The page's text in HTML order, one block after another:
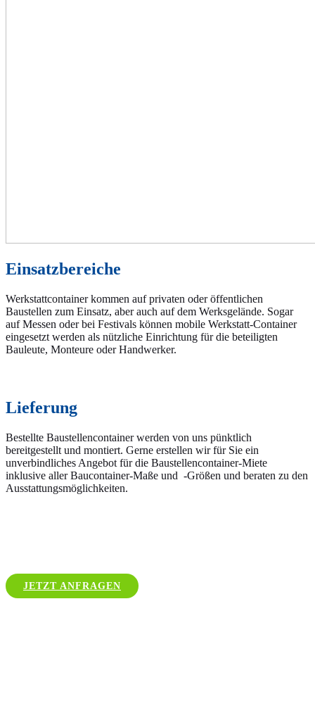
Einsatzbereiche
Werkstattcontainer kommen auf privaten oder öffentlichen
Baustellen zum Einsatz, aber auch auf dem Werksgelände. Sogar
auf Messen oder bei Festivals können mobile Werkstatt-Container
eingesetzt werden als nützliche Einrichtung für die beteiligten
Bauleute, Monteure oder Handwerker.
Lieferung
Bestellte Baustellencontainer werden von uns pünktlich
bereitgestellt und montiert. Gerne erstellen wir für Sie ein
unverbindliches Angebot für die Baustellencontainer-Miete
inklusive aller Baucontainer-Maße und -Größen und beraten zu den
Ausstattungsmöglichkeiten.
JETZT ANFRAGEN